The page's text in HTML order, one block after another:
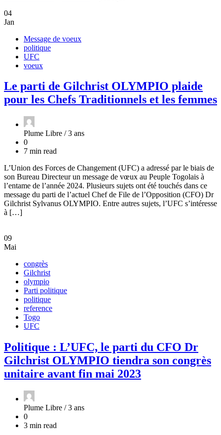
04
Jan
Message de voeux
politique
UFC
voeux
Le parti de Gilchrist OLYMPIO plaide
pour les Chefs Traditionnels et les femmes
Plume Libre /3 ans
0
7 min read
L’Union des Forces de Changement (UFC) a adressé par le biais de
son Bureau Directeur un message de vœux au Peuple Togolais à
l’entame de l’année 2024. Plusieurs sujets ont été touchés dans ce
message du parti de l’actuel Chef de File de l’Opposition (CFO) Dr
Gilchrist Sylvanus OLYMPIO. Entre autres sujets, l’UFC s’intéresse
à […]
09
Mai
congrès
Gilchrist
olympio
Parti politique
politique
reference
Togo
UFC
Politique : L’UFC, le parti du CFO Dr
Gilchrist OLYMPIO tiendra son congrès
unitaire avant fin mai 2023
Plume Libre /3 ans
0
3 min read